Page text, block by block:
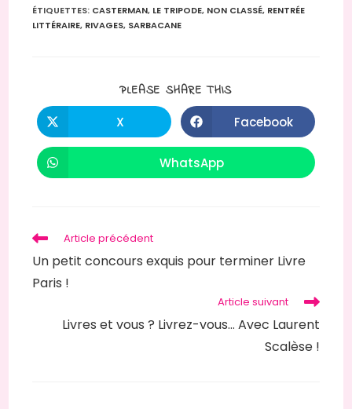
ÉTIQUETTES: CASTERMAN, LE TRIPODE, NON CLASSÉ, RENTRÉE
LITTÉRAIRE, RIVAGES, SARBACANE
PLEASE SHARE THISPARTAGER
Ouvrir
dans
une
X Ouvrir
dans
une
Facebook
Ouvrir
dans
WhatsApp
Read
more
articles
Article précédent
Un petit concours exquis pour terminer Livre
Paris !
Article suivant
Livres et vous ? Livrez-vous… Avec Laurent
Scalèse !